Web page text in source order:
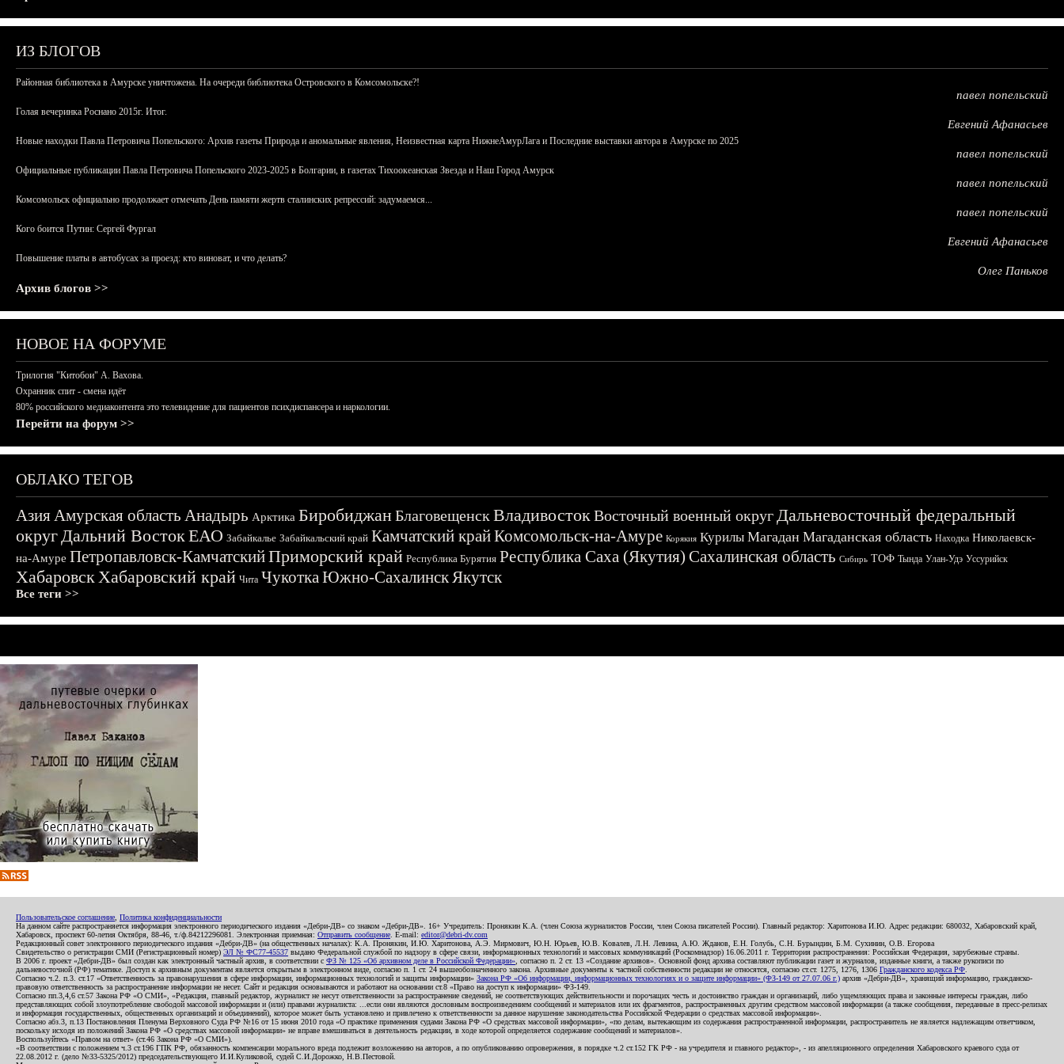
ИЗ БЛОГОВ
Районная библиотека в Амурске уничтожена. На очереди библиотека Островского в Комсомольске?!
павел попельский
Голая вечеринка Роснано 2015г. Итог.
Евгений Афанасьев
Новые находки Павла Петровича Попельского: Архив газеты Природа и аномальные явления, Неизвестная карта НижнеАмурЛага и Последние выставки автора в Амурске по 2025
павел попельский
Официальные публикации Павла Петровича Попельского 2023-2025 в Болгарии, в газетах Тихоокеанская Звезда и Наш Город Амурск
павел попельский
Комсомольск официально продолжает отмечать День памяти жертв сталинских репрессий: задумаемся...
павел попельский
Кого боится Путин: Сергей Фургал
Евгений Афанасьев
Повышение платы в автобусах за проезд: кто виноват, и что делать?
Олег Паньков
Архив блогов >>
НОВОЕ НА ФОРУМЕ
Трилогия "Китобои" А. Вахова.
Охранник спит - смена идёт
80% российского медиаконтента это телевидение для пациентов психдиспансера и наркологии.
Перейти на форум >>
ОБЛАКО ТЕГОВ
АзияАмурская область Анадырь Арктика БиробиджанБлаговещенскВладивостокВосточный военный округДальневосточный федеральный
округДальний ВостокЕАО Забайкалье Забайкальский край Камчатский крайКомсомольск-на-Амуре Корякия Курилы Магадан Магаданская область Находка Николаевск-
на-Амуре Петропавловск-КамчатскийПриморский край Республика Бурятия Республика Саха (Якутия) Сахалинская область Сибирь ТОФ Тында Улан-Удэ Уссурийск
ХабаровскХабаровский край Чита ЧукоткаЮжно-СахалинскЯкутск
Все теги >>
Пользовательское соглашение Политика конфиденциальности
На данном сайте распространяется информация электронного периодического издания «Дебри-ДВ» со знаком «Дебри-ДВ». 16+ Учредитель: Пронякин К.А. (член Союза журналистов России, член Союза писателей России). Главный редактор: Харитонова И.Ю. Адрес редакции: 680032, Хабаровский край,
Хабаровск, проспект 60-летия Октября, 88-46, т./ф.84212296081. Электронная приемная: Отправить сообщение . E-mail: editor@debri-dv.com
Редакционный совет электронного периодического издания «Дебри-ДВ» (на общественных началах): К.А. Пронякин, И.Ю. Харитонова, А.Э. Мирмович, Ю.Н. Юрьев, Ю.В. Ковалев, Л.Н. Левина, А.Ю. Жданов, Е.Н. Голубь, С.Н. Бурындин, Б.М. Сухинин, О.В. Егорова
Свидетельство о регистрации СМИ (Регистрационный номер) ЭЛ № ФС77-45537 выдано Федеральной службой по надзору в сфере связи, информационных технологий и массовых коммуникаций (Роскомнадзор) 16.06.2011 г. Территория распространения: Российская Федерация, зарубежные страны.
В 2006 г. проект «Дебри-ДВ» был создан как электронный частный архив, в соответствии с ФЗ № 125 «Об архивном деле в Российской Федерации» , согласно п. 2 ст. 13 «Создание архивов». Основной фонд архива составляют публикации газет и журналов, изданные книги, а также рукописи по
дальневосточной (РФ) тематике. Доступ к архивным документам является открытым в электронном виде, согласно п. 1 ст. 24 вышеобозначенного закона. Архивные документы к частной собственности редакции не относятся, согласно ст.ст. 1275, 1276, 1306 Гражданского кодекса РФ
Согласно ч.2. п.3. ст.17 «Ответственность за правонарушения в сфере информации, информационных технологий и защиты информации» Закона РФ «Об информации, информационных технологиях и о защите информации» (ФЗ-149 от 27.07.06 г.) архив «Дебри-ДВ», хранящий информацию, гражданско-
правовую ответственность за распространение информации не несет. Сайт и редакция основываются и работают на основании ст.8 «Право на доступ к информации» ФЗ-149.
Согласно пп.3,4,6 ст.57 Закона РФ «О СМИ», «Редакция, главный редактор, журналист не несут ответственности за распространение сведений, не соответствующих действительности и порочащих честь и достоинство граждан и организаций, либо ущемляющих права и законные интересы граждан, либо
представляющих собой злоупотребление свободой массовой информации и (или) правами журналиста: ...если они являются дословным воспроизведением сообщений и материалов или их фрагментов, распространенных другим средством массовой информации (а также сообщения, переданные в пресс-релизах
и информация государственных, общественных организаций и объединений), которое может быть установлено и привлечено к ответственности за данное нарушение законодательства Российской Федерации о средствах массовой информации».
Согласно абз.3, п.13 Постановления Пленума Верховного Суда РФ №16 от 15 июня 2010 года «О практике применения судами Закона РФ «О средствах массовой информации», «по делам, вытекающим из содержания распространенной информации, распространитель не является надлежащим ответчиком,
поскольку исходя из положений Закона РФ «О средствах массовой информации» не вправе вмешиваться в деятельность редакции, в ходе которой определяется содержание сообщений и материалов».
Воспользуйтесь «Правом на ответ» (ст.46 Закона РФ «О СМИ»).
«В соответствии с положением ч.3 ст.196 ГПК РФ, обязанность компенсации морального вреда подлежит возложению на авторов, а по опубликованию опровержения, в порядке ч.2 ст.152 ГК РФ - на учредителя и главного редактор», - из апелляционного определения Хабаровского краевого суда от
22.08.2012 г. (дело №33-5325/2012) председательствующего И.И.Куликовой, судей С.И.Дорожко, Н.В.Пестовой.